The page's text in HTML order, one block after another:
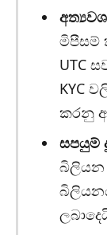
මිපීසම්
UTC
KYC
කරනු
සපයුම්
බිලියන